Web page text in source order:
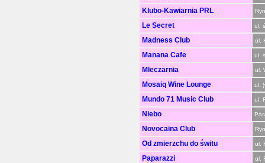
Klubo-Kawiarnia PRL
Le Secret ul.
Madness Club ul.
Manana Cafe ul.
Mleczarnia ul.
Mosaiq Wine Lounge ul.
Mundo 71 Music Club ul.
Niebo
Novocaina Club
Od zmierzchu do świtu ul.
Paparazzi ul.